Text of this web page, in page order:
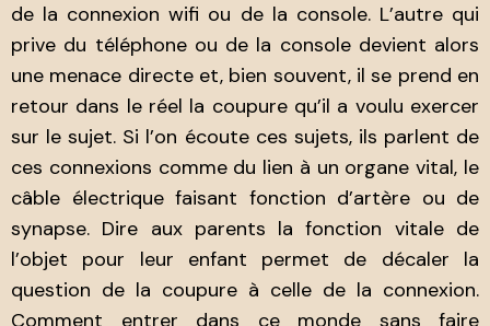
de la connexion wifi ou de la console. L’autre qui
prive du téléphone ou de la console devient alors
une menace directe et, bien souvent, il se prend en
retour dans le réel la coupure qu’il a voulu exercer
sur le sujet. Si l’on écoute ces sujets, ils parlent de
ces connexions comme du lien à un organe vital, le
câble électrique faisant fonction d’artère ou de
synapse. Dire aux parents la fonction vitale de
l’objet pour leur enfant permet de décaler la
question de la coupure à celle de la connexion.